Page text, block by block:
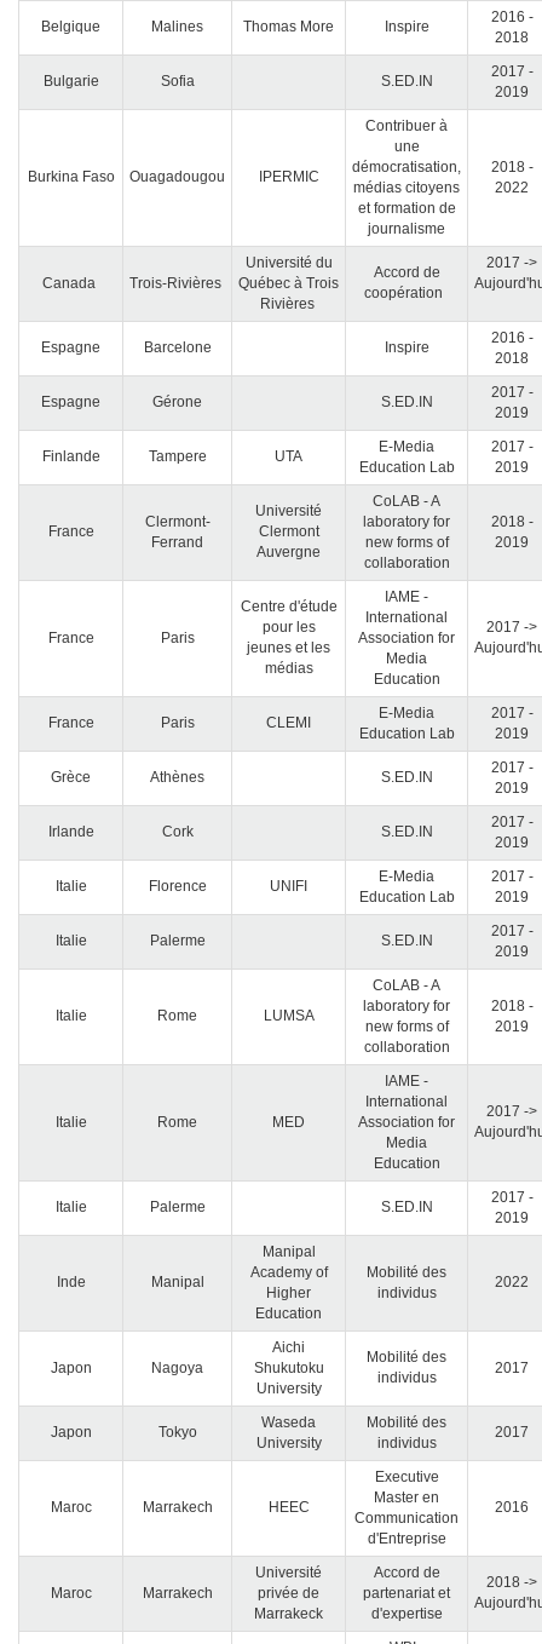
Belgique Malines Thomas More Inspire
2016 -
2018
Bulgarie Sofia S.ED.IN
2017 -
2019
Burkina Faso Ouagadougou IPERMIC
Contribuer à
une
démocratisation,
médias citoyens
et formation de
journalisme
2018 -
2022
Canada Trois-Rivières
Université du
Québec à Trois
Rivières
Accord de
coopération
2017 ->
Espagne Barcelone Inspire
2016 -
2018
Espagne Gérone S.ED.IN
2017 -
2019
Finlande Tampere UTA
E-Media
Education Lab
2017 -
2019
France
Clermont-
Ferrand
Université
Clermont
Auvergne
CoLAB - A
laboratory for
new forms of
collaboration
2018 -
2019
France Paris
Centre d'étude
pour les
jeunes et les
médias
IAME -
International
Association for
Media
Education
2017 ->
France Paris CLEMI
E-Media
Education Lab
2017 -
2019
Grèce Athènes S.ED.IN
2017 -
2019
Irlande Cork S.ED.IN
2017 -
2019
Italie Florence UNIFI
E-Media
Education Lab
2017 -
2019
Italie Palerme S.ED.IN
2017 -
2019
Italie Rome LUMSA
CoLAB - A
laboratory for
new forms of
collaboration
2018 -
2019
Italie Rome MED
IAME -
International
Association for
Media
Education
2017 ->
Italie Palerme S.ED.IN
2017 -
2019
Inde Manipal
Manipal
Academy of
Higher
Education
Mobilité des
individus
2022
Japon Nagoya
Aichi
Shukutoku
University
Mobilité des
individus
2017
Japon Tokyo
Waseda
University
Mobilité des
individus
2017
Maroc Marrakech HEEC
Executive
Master en
Communication
d'Entreprise
2016
Maroc Marrakech
Université
privée de
Marrakeck
Accord de
partenariat et
d'expertise
2018 ->